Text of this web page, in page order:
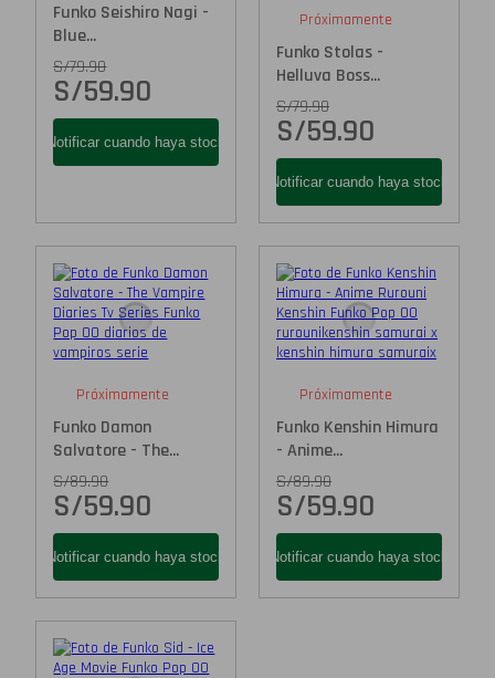
Funko Seishiro Nagi -
Blue...
S/79.90
S/59.90
Próximamente
Funko Stolas -
Helluva Boss...
S/79.90
S/59.90
Próximamente
Funko Damon
Salvatore - The...
S/89.90
S/59.90
Próximamente
Funko Kenshin Himura
- Anime...
S/89.90
S/59.90